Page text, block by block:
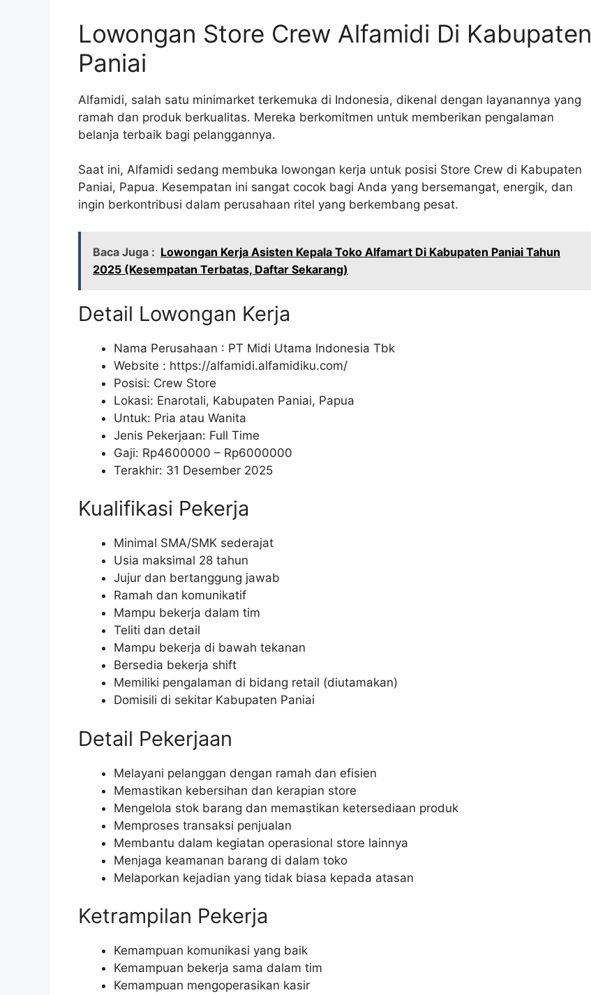
Lowongan Store Crew Alfamidi Di Kabupaten
Paniai
Alfamidi, salah satu minimarket terkemuka di Indonesia, dikenal dengan layanannya yang
ramah dan produk berkualitas. Mereka berkomitmen untuk memberikan pengalaman
belanja terbaik bagi pelanggannya.
Saat ini, Alfamidi sedang membuka lowongan kerja untuk posisi Store Crew di Kabupaten
Paniai, Papua. Kesempatan ini sangat cocok bagi Anda yang bersemangat, energik, dan
ingin berkontribusi dalam perusahaan ritel yang berkembang pesat.
Baca Juga : Lowongan Kerja Asisten Kepala Toko Alfamart Di Kabupaten Paniai Tahun
2025 (Kesempatan Terbatas, Daftar Sekarang)
Detail Lowongan Kerja
Nama Perusahaan : PT Midi Utama Indonesia Tbk
Website : https://alfamidi.alfamidiku.com/
Posisi: Crew Store
Lokasi: Enarotali, Kabupaten Paniai, Papua
Untuk: Pria atau Wanita
Jenis Pekerjaan: Full Time
Gaji: Rp4600000 – Rp6000000
Terakhir: 31 Desember 2025
Kualifikasi Pekerja
Minimal SMA/SMK sederajat
Usia maksimal 28 tahun
Jujur dan bertanggung jawab
Ramah dan komunikatif
Mampu bekerja dalam tim
Teliti dan detail
Mampu bekerja di bawah tekanan
Bersedia bekerja shift
Memiliki pengalaman di bidang retail (diutamakan)
Domisili di sekitar Kabupaten Paniai
Detail Pekerjaan
Melayani pelanggan dengan ramah dan efisien
Memastikan kebersihan dan kerapian store
Mengelola stok barang dan memastikan ketersediaan produk
Memproses transaksi penjualan
Membantu dalam kegiatan operasional store lainnya
Menjaga keamanan barang di dalam toko
Melaporkan kejadian yang tidak biasa kepada atasan
Ketrampilan Pekerja
Kemampuan komunikasi yang baik
Kemampuan bekerja sama dalam tim
Kemampuan mengoperasikan kasir